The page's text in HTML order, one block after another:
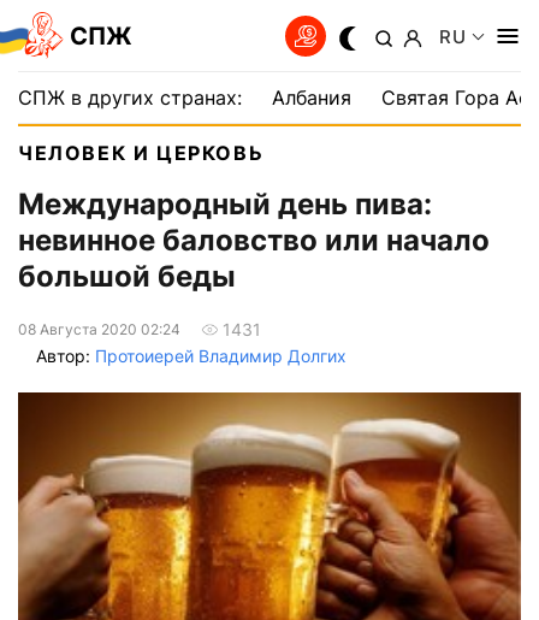
СПЖ RU
СПЖ в других странах: Албания Святая Гора
ЧЕЛОВЕК И ЦЕРКОВЬ
Международный день пива:
невинное баловство или начало
большой беды
08 Августа 2020 02:24
1431
Автор: Протоиерей Владимир Долгих